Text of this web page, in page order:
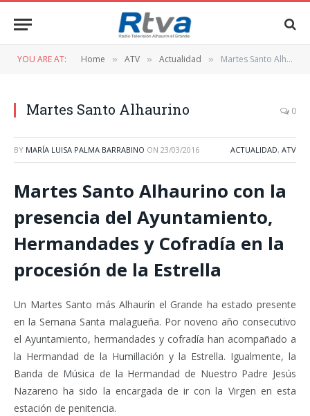
YOU ARE AT: Home » ATV » Actualidad » Martes Santo Alhaurino
Martes Santo Alhaurino 0
BY MARÍA LUISA PALMA BARRABINO ON 23/03/2016 ACTUALIDAD, ATV
Martes Santo Alhaurino con la
presencia del Ayuntamiento,
Hermandades y Cofradía en la
procesión de la Estrella
Un Martes Santo más Alhaurín el Grande ha estado presente
en la Semana Santa malagueña. Por noveno año consecutivo
el Ayuntamiento, hermandades y cofradía han acompañado a
la Hermandad de la Humillación y la Estrella. Igualmente, la
Banda de Música de la Hermandad de Nuestro Padre Jesús
Nazareno ha sido la encargada de ir con la Virgen en esta
estación de penitencia.